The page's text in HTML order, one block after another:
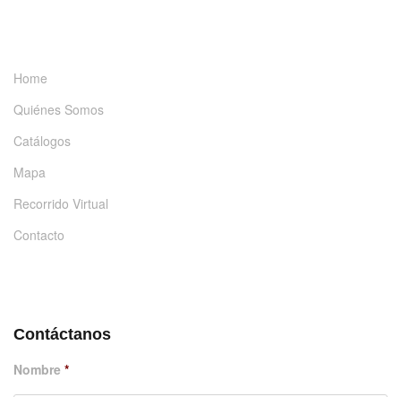
Home
Quiénes Somos
Catálogos
Mapa
Recorrido Virtual
Contacto
Contáctanos
Nombre *